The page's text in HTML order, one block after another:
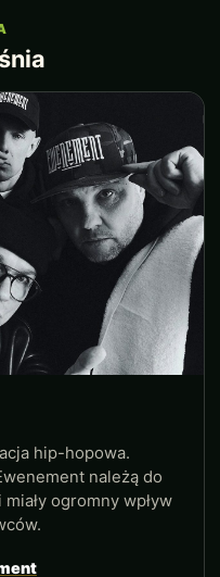
hip-hopowa.
należą do
ogromny wpływ